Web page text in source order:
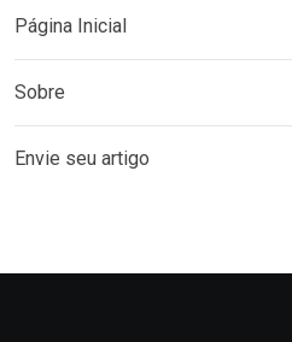
Página Inicial
Sobre
Envie seu artigo